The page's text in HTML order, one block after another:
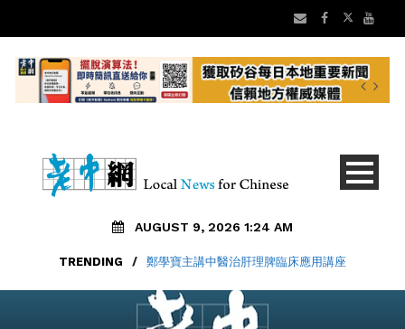
AUGUST 9, 2026 1:24 AM
TRENDING / 鄭學寶主講中醫治肝理脾臨床應用講座